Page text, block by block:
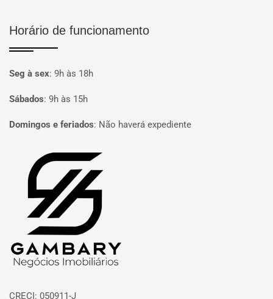
Horário de funcionamento
Seg à sex: 9h às 18h
Sábados: 9h às 15h
Domingos e feriados: Não haverá expediente
Página inicial
CRECI: 050911-J